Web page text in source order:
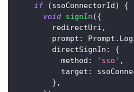
if
(ssoConnectorId)
{
void signIn ({
        redirectUri
,
        prompt
: Prompt .
        directSignIn
:
{
          method
: 'sso' ,
          target
:
} ,